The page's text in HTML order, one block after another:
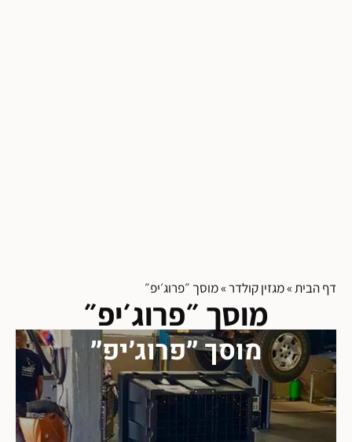
מוסך ״פרוג׳יפ״
מוסך ״פרוג׳יפ״
דף הבית»מגזין קולדר»מוסך ״פרוג׳יפ״